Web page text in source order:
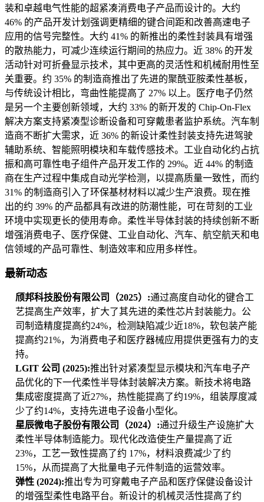
装和卓越电气性能的超紧凑消费电子产品而设计的。大约
46% 的产品开发计划强调更精细的键合间距和改善高速电子
应用的信号完整性。大约 41% 的新推出的柔性封装具有增强
的散热能力，可减少连续运行期间的热应力。近 38% 的开发
活动针对可折叠显示技术，其中更高的灵活性和机械耐用性至
关重要。约 35% 的制造商推出了先进的聚酰亚胺柔性基板，
与传统设计相比，弯曲性能提高了 27% 以上。医疗电子仍然
是另一个主要创新领域，大约 33% 的新开发的 Chip-On-Flex
解决方案支持紧凑型诊断设备和可穿戴患者监护系统。汽车制
造商不断扩大需求，近 36% 的新设计柔性封装支持先进驾驶
辅助系统、智能照明模块和车载传感技术。工业自动化约占抗
振和高可靠性电子组件产品开发工作的 29%。近 44% 的制造
商在生产过程中集成自动光学检测，以提高质量一致性，而约
31% 的制造商引入了环保基材材料以减少生产浪费。现在推
出的约 39% 的产品都具有改进的防潮性能，可在苛刻的工业
环境中实现更长的使用寿命。柔性半导体封装的持续创新不断
增强消费电子、医疗保健、工业自动化、汽车、航空航天和电
信领域的产品可靠性、制造效率和应用多样性。
最新动态
颀邦科技股份有限公司（2025）:通过高度自动化的键合工
艺提高生产效率，扩大了其先进的柔性芯片封装能力。公
司制造精度提高约24%，检测缺陷减少近18%，软包装产能
提高约21%，为消费电子和医疗器械应用提供更强有力的支
持。
LGIT 公司 (2025):推出针对紧凑型显示模块和汽车电子产
品优化的下一代柔性半导体封装解决方案。新技术将电路
集成密度提高了近27%，热性能提高了约19%，组装厚度减
少了约14%，支持先进电子设备小型化。
星辰微电子股份有限公司（2024）:通过升级生产设施扩大
柔性半导体制造能力。现代化改造使生产量提高了近
23%，工艺一致性提高了约 17%，材料浪费减少了约
15%，从而提高了大批量电子元件制造的运营效率。
弹性 (2024):推出专为可穿戴电子产品和医疗保健设备设计
的增强型柔性电路平台。新设计的机械灵活性提高了约